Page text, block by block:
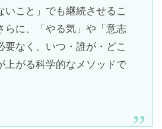
いこと」でも継続させるこ
らに、「やる気」や「意志
要なく、いつ・誰が・どこ
上がる科学的なメソッドで